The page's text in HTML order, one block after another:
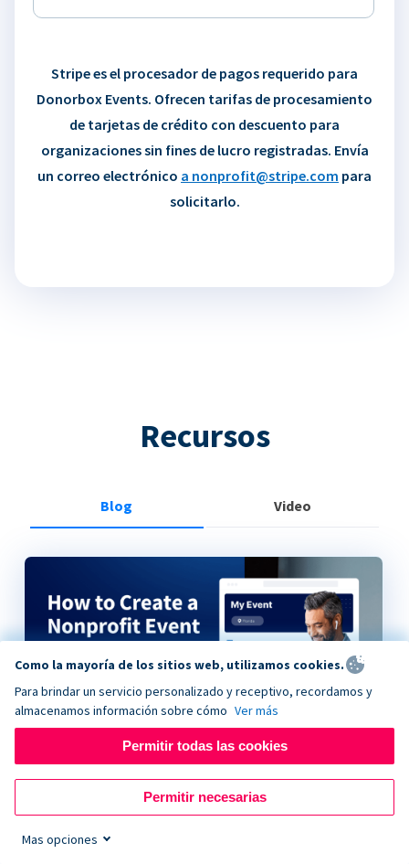
Stripe es el procesador de pagos requerido para
Donorbox Events. Ofrecen tarifas de procesamiento
de tarjetas de crédito con descuento para
organizaciones sin fines de lucro registradas. Envía
un correo electrónico a nonprofit@stripe.com para
solicitarlo.
Recursos
Blog Video
How to Create a Nonprofit Event on Donorbox
Como la mayoría de los sitios web, utilizamos cookies.
Para brindar un servicio personalizado y receptivo, recordamos y
almacenamos información sobre cómo Ver más
Permitir todas las cookies
Permitir necesarias
Mas opciones